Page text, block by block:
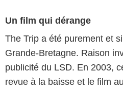
Un film qui dérange
The Trip a été purement et
Grande-Bretagne. Raison
publicité du LSD. En 2003,
revue à la baisse et le film